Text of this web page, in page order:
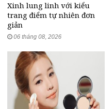
Xinh lung linh với kiểu
trang điểm tự nhiên đơn
giản
06 tháng 08, 2026